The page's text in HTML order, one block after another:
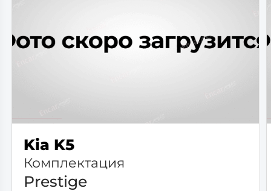
Kia K5
Комплектация
Prestige